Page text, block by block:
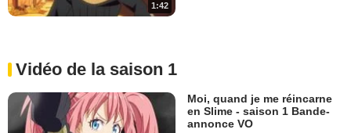
1:42
Vidéo de la saison 1
Moi, quand je me réincarne
en Slime - saison 1 Bande-
annonce VO